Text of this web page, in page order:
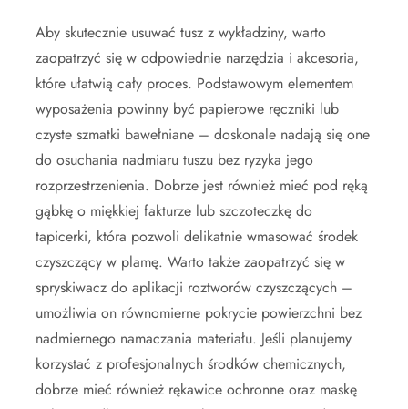
Aby skutecznie usuwać tusz z wykładziny, warto
zaopatrzyć się w odpowiednie narzędzia i akcesoria,
które ułatwią cały proces. Podstawowym elementem
wyposażenia powinny być papierowe ręczniki lub
czyste szmatki bawełniane – doskonale nadają się one
do osuchania nadmiaru tuszu bez ryzyka jego
rozprzestrzenienia. Dobrze jest również mieć pod ręką
gąbkę o miękkiej fakturze lub szczoteczkę do
tapicerki, która pozwoli delikatnie wmasować środek
czyszczący w plamę. Warto także zaopatrzyć się w
spryskiwacz do aplikacji roztworów czyszczących –
umożliwia on równomierne pokrycie powierzchni bez
nadmiernego namaczania materiału. Jeśli planujemy
korzystać z profesjonalnych środków chemicznych,
dobrze mieć również rękawice ochronne oraz maskę